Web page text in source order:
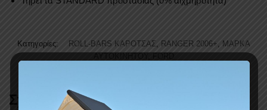
Κατηγορίες: ROLL-BARS ΚΑΡΟΤΣΑΣ RANGER 2006+
ΜΑΡΚΑ
Σχετικά προϊόντα